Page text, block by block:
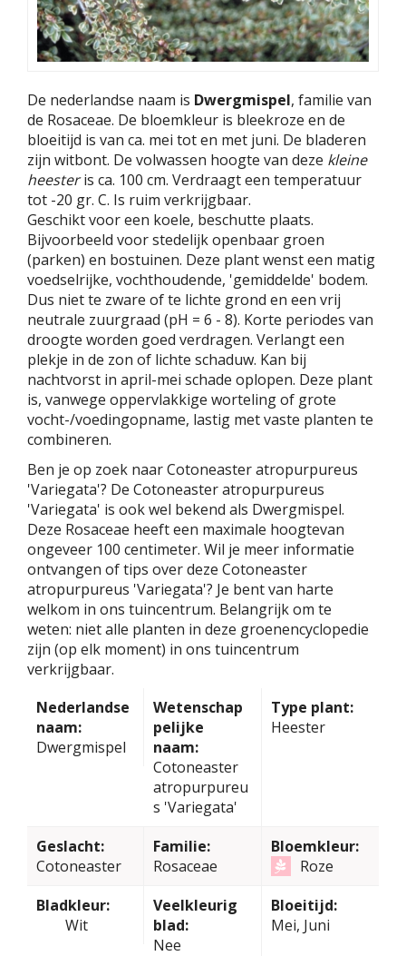
De nederlandse naam is Dwergmispel, familie van
de Rosaceae. De bloemkleur is bleekroze en de
bloeitijd is van ca. mei tot en met juni. De bladeren
zijn witbont. De volwassen hoogte van deze kleine
heesteris ca. 100 cm. Verdraagt een temperatuur
tot -20 gr. C. Is ruim verkrijgbaar.
Geschikt voor een koele, beschutte plaats.
Bijvoorbeeld voor stedelijk openbaar groen
(parken) en bostuinen. Deze plant wenst een matig
voedselrijke, vochthoudende, 'gemiddelde' bodem.
Dus niet te zware of te lichte grond en een vrij
neutrale zuurgraad (pH = 6 - 8). Korte periodes van
droogte worden goed verdragen. Verlangt een
plekje in de zon of lichte schaduw. Kan bij
nachtvorst in april-mei schade oplopen. Deze plant
is, vanwege oppervlakkige worteling of grote
vocht-/voedingopname, lastig met vaste planten te
combineren.
Ben je op zoek naar Cotoneaster atropurpureus
'Variegata'? De Cotoneaster atropurpureus
'Variegata' is ook wel bekend als Dwergmispel.
Deze Rosaceae heeft een maximale hoogtevan
ongeveer 100 centimeter. Wil je meer informatie
ontvangen of tips over deze Cotoneaster
atropurpureus 'Variegata'? Je bent van harte
welkom in ons tuincentrum. Belangrijk om te
weten: niet alle planten in deze groenencyclopedie
zijn (op elk moment) in ons tuincentrum
verkrijgbaar.
Nederlandse
naam:
Dwergmispel
Wetenschap
pelijke
naam:
Cotoneaster
atropurpureu
s 'Variegata'
Type plant:
Heester
Geslacht:
Cotoneaster
Familie:
Rosaceae
Bloemkleur:
Roze
Bladkleur:
Wit
Veelkleurig
blad:
Nee
Bloeitijd:
Mei, Juni